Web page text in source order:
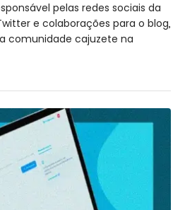
pelas redes sociais da
e colaborações para o blog,
comunidade cajuzete na